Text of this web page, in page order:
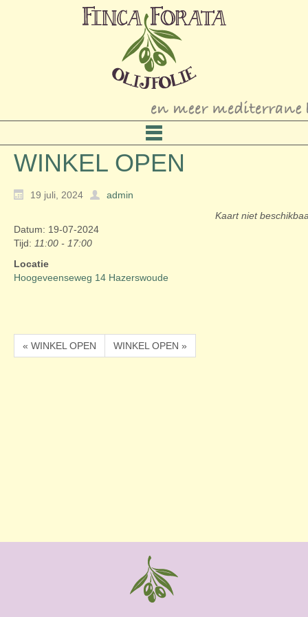
WINKEL OPEN
19 juli, 2024
admin
Kaart niet
Datum: 19-07-2024
Tijd: 11:00 - 17:00
Locatie
Hoogeveenseweg 14 Hazerswoude
« WINKEL OPEN WINKEL OPEN »